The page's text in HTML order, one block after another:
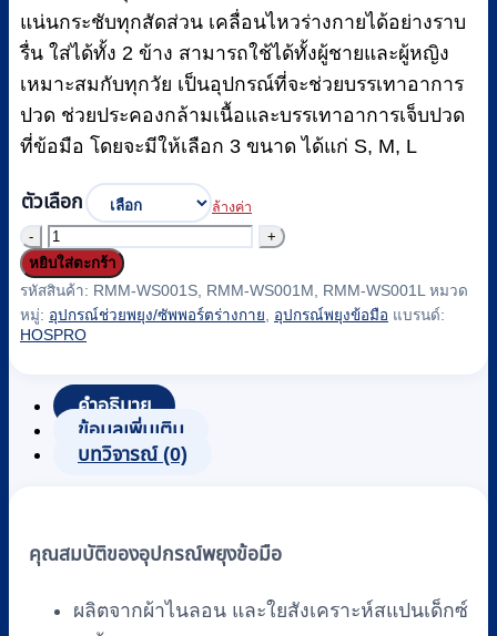
แน่นกระชับทุกสัดส่วน เคลื่อนไหวร่างกายได้อย่างราบ
รื่น ใส่ได้ทั้ง 2 ข้าง สามารถใช้ได้ทั้งผู้ชายและผู้หญิง
เหมาะสมกับทุกวัย เป็นอุปกรณ์ที่จะช่วยบรรเทาอาการ
ปวด ช่วยประคองกล้ามเนื้อและบรรเทาอาการเจ็บปวด
ที่ข้อมือ โดยจะมีให้เลือก 3 ขนาด ได้แก่ S, M, L
ตัวเลือก ล้างค่า
จำนวน
อุปกรณ์
พยุง
ข้อ
ซัพพอร์ต
ข้อ
เนื้อ
รุ่น
หยิบใส่ตะกร้า
รหัสสินค้า: RMM-WS001S, RMM-WS001M, RMM-WS001L หมวด
หมู่: อุปกรณ์ช่วยพยุง/ซัพพอร์ตร่างกาย อุปกรณ์พยุงข้อมือ แบรนด์:
HOSPRO
คำอธิบาย
ข้อมูลเพิ่มเติม
บทวิจารณ์ (0)
คุณสมบัติของอุปกรณ์พยุงข้อมือ
ผลิตจากผ้าไนลอน และใยสังเคราะห์สแปนเด็กซ์